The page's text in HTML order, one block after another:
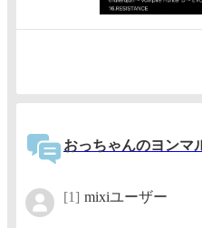
おっちゃんのヨンマ
[1] mixiユーザー